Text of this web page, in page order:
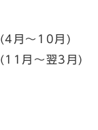
月～10月)
月～翌3月)